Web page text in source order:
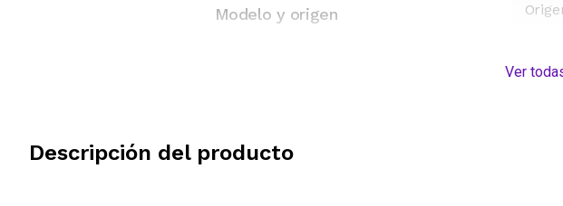
Modelo y origen
Ver
Descripción del producto